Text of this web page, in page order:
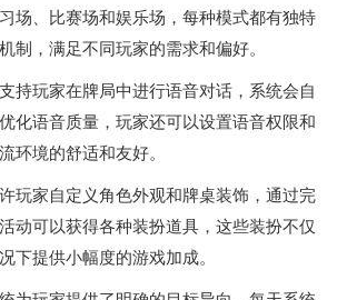
场、比赛场和娱乐场，每种模式都有独特
制，满足不同玩家的需求和偏好。
持玩家在牌局中进行语音对话，系统会自
化语音质量，玩家还可以设置语音权限和
环境的舒适和友好。
玩家自定义角色外观和牌桌装饰，通过完
动可以获得各种装扮道具，这些装扮不仅
下提供小幅度的游戏加成。